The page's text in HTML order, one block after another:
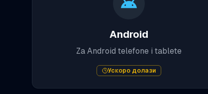
Android
Za Android telefone i tablete
Ускоро долази